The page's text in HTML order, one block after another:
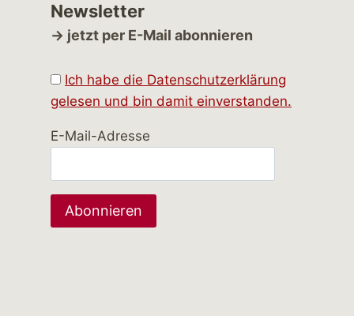
Newsletter
→ jetzt per E-Mail abonnieren
Ich habe die Datenschutzerklärung
gelesen und bin damit einverstanden.
E-Mail-Adresse